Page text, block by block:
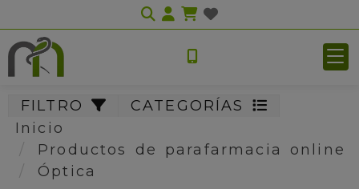
Identifícate
FILTRO
CATEGORÍAS
Inicio
Productos de parafarmacia online
Óptica